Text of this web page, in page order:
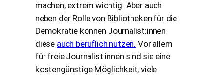
machen, extrem wichtig. Aber auch
neben der Rolle von Bibliotheken für die
Demokratie können Journalist:innen
diese auch beruflich nutzen. Vor allem
für freie Journalist:innen sind sie eine
kostengünstige Möglichkeit, viele